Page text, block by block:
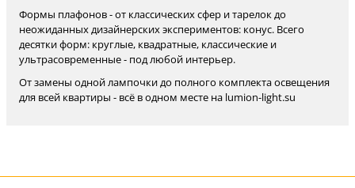
Формы плафонов - от классических сфер и тарелок до
неожиданных дизайнерских экспериментов: конус. Всего
десятки форм: круглые, квадратные, классические и
ультрасовременные - под любой интерьер.
От замены одной лампочки до полного комплекта освещения
для всей квартиры - всё в одном месте на lumion-light.su